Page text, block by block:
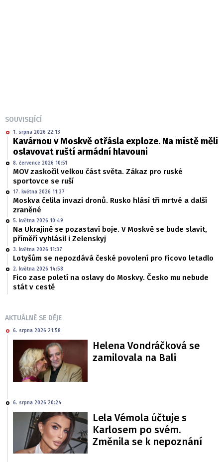
SOUVISEJÍCÍ
1. srpna 2026 22:13
Kavárnou v Moskvě otřásla exploze. Na místě měli
oslavovat ruští armádní hlavouni
8. července 2026 10:51
MOV zaskočil velkou část světa. Zákaz pro ruské
sportovce se ruší
17. května 2026 11:37
Moskva čelila invazi dronů. Rusko hlásí tři mrtvé a další
zraněné
5. května 2026 10:49
Na Ukrajině se pozastaví boje. V Moskvě se bude slavit,
příměří vyhlásil i Zelenskyj
3. května 2026 11:37
Lotyšům se nepozdává české povolení pro Ficovo letadlo
2. května 2026 14:58
Fico zase poletí na oslavy do Moskvy. Česko mu nebude
stát v cestě
AKTUÁLNĚ SE DĚJE
6. srpna 2026 21:58
Helena Vondráčková se
zamilovala na Bali
6. srpna 2026 20:24
Lela Vémola účtuje s
Karlosem po svém.
Změnila se k nepoznání